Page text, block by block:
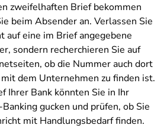
zweifelhaften Brief bekommen
beim Absender an. Verlassen Sie
auf eine im Brief angegebene
sondern recherchieren Sie auf
ob die Nummer auch dort
dem Unternehmen zu finden ist.
Ihrer Bank könnten Sie in Ihr
gucken und prüfen, ob Sie
mit Handlungsbedarf finden.